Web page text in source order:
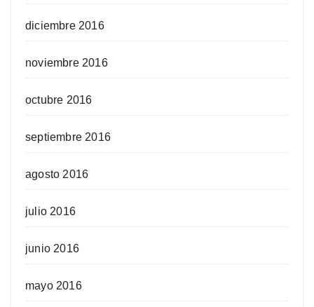
diciembre 2016
noviembre 2016
octubre 2016
septiembre 2016
agosto 2016
julio 2016
junio 2016
mayo 2016